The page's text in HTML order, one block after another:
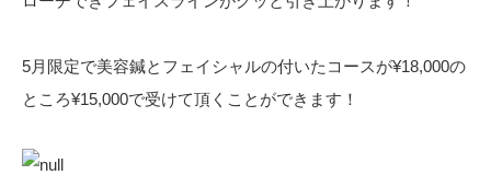
5月限定で美容鍼とフェイシャルの付いたコースが¥18,000の
ところ¥15,000で受けて頂くことができます！